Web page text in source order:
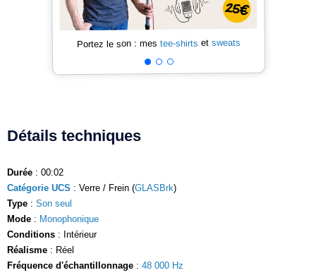
Portez le son : mes tee-shirts et sweats
Détails techniques
Durée : 00:02
Catégorie UCS : Verre / Frein (GLASBrk)
Type : Son seul
Mode : Monophonique
Conditions : Intérieur
Réalisme : Réel
Fréquence d'échantillonnage : 48 000 Hz